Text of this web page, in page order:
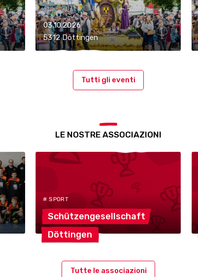
03.10.2026
5312 Döttingen
Tutti gli eventi
LE NOSTRE ASSOCIAZIONI
# SPORT
Schützengesellschaft
Döttingen
Tutte le associazioni